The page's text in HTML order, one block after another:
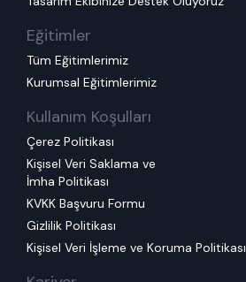
Eğitimler
Tüm Eğitimlerimiz
Kurumsal Eğitimlerimiz
Kullanım Koşulları
Çerez Politikası
Kişisel Veri Saklama ve
İmha Politikası
KVKK Başvuru Formu
Gizlilik Politikası
Kişisel Veri İşleme ve Koruma Politikası